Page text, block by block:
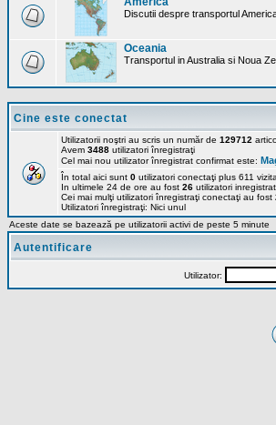
Discutii despre transportul
Oceania
Transportul in Australia si Noua
Cine este conectat
Utilizatorii noştri au scris un număr de 129712
Avem 3488 utilizatori înregistraţi
Cel mai nou utilizator înregistrat confirmat este:
În total aici sunt 0 utilizatori conectaţi plus 611
In ultimele 24 de ore au fost 26 utilizatori
Cei mai mulţi utilizatori înregistraţi conectaţi au fost
Utilizatori înregistraţi: Nici unul
Aceste date se bazează pe utilizatorii activi de peste 5 minute
Autentificare
Utilizator: